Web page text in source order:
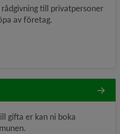
till privatpersoner
av företag.
gifta er kan ni boka